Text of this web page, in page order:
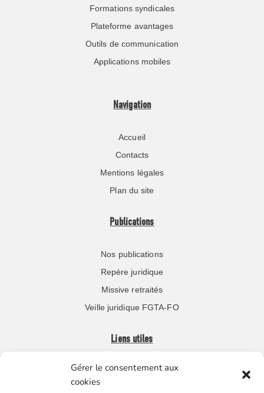
Gérer le consentement aux
cookies
Formations syndicales
Plateforme avantages
Outils de communication
Applications mobiles
Navigation
Accueil
Contacts
Mentions légales
Plan du site
Publications
Nos publications
Repère juridique
Missive retraités
Veille juridique FGTA-FO
Liens utiles
Boutique en ligne